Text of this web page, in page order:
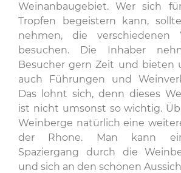
Weinanbaugebiet. Wer sich
Tropfen begeistern kann,
nehmen, die verschiedenen
besuchen. Die Inhaber
Besucher gern Zeit und bieten
auch Führungen und
Das lohnt sich, denn dieses
ist nicht umsonst so wichtig.
Weinberge natürlich eine
der Rhone. Man kann
Spaziergang durch die
und sich an den schönen